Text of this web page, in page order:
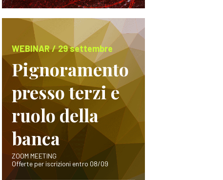
WEBINAR / 29 settembre
Pignoramento
presso terzi e
ruolo della
banca
ZOOM MEETING
Offerte per iscrizioni entro 08/09